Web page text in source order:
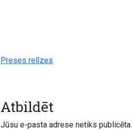
Preses relīzes
Atbildēt
Jūsu e-pasta adrese netiks publicēta.